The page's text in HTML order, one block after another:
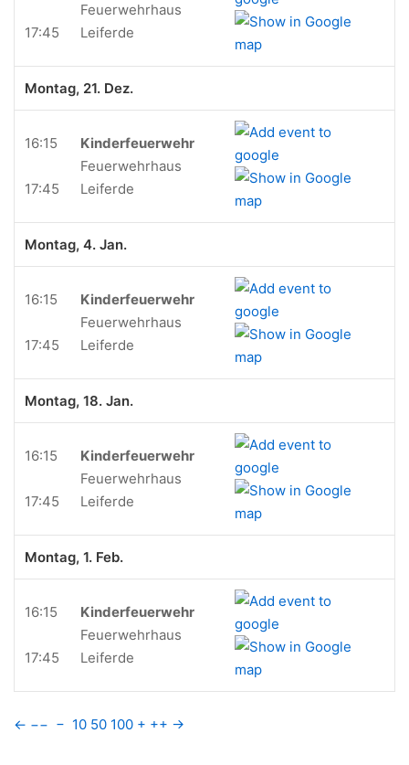
17:45
Feuerwehrhaus
Leiferde
Montag, 21. Dez.
16:15
17:45
Kinderfeuerwehr
Feuerwehrhaus
Leiferde
Montag, 4. Jan.
16:15
17:45
Kinderfeuerwehr
Feuerwehrhaus
Leiferde
Montag, 18. Jan.
16:15
17:45
Kinderfeuerwehr
Feuerwehrhaus
Leiferde
Montag, 1. Feb.
16:15
17:45
Kinderfeuerwehr
Feuerwehrhaus
Leiferde
← −− − 10 50 100 + ++ →